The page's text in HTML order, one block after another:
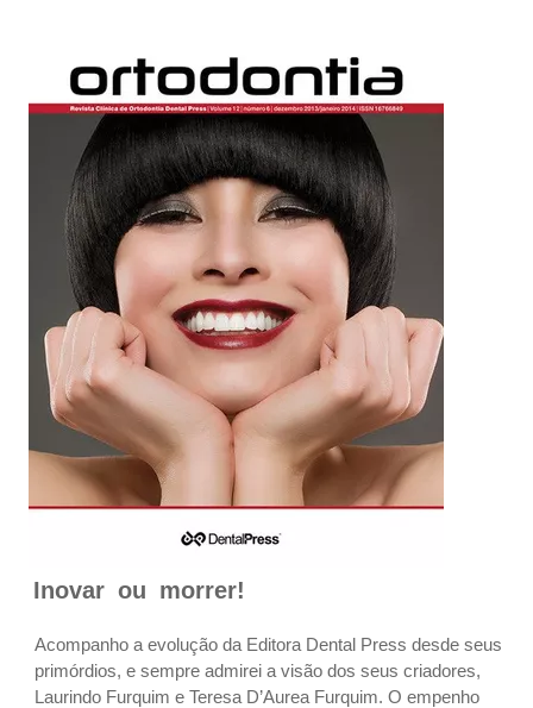
Inovar ou morrer!
Acompanho a evolução da Editora Dental Press desde seus
primórdios, e sempre admirei a visão dos seus criadores,
Laurindo Furquim e Teresa D’Aurea Furquim. O empenho